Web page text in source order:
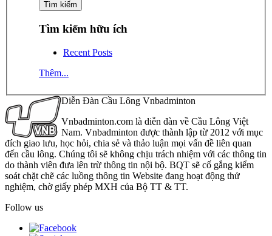
Tìm kiếm hữu ích
Recent Posts
Thêm...
Diễn Đàn Cầu Lông Vnbadminton
Vnbadminton.com là diễn đàn về Cầu Lông Việt
Nam. Vnbadminton được thành lập từ 2012 với mục
đích giao lưu, học hỏi, chia sẻ và thảo luận mọi vấn đề liên quan
đến cầu lông. Chúng tôi sẽ không chịu trách nhiệm với các thông tin
do thành viên đưa lên trừ thông tin nội bộ. BQT sẽ cố gắng kiểm
soát chặt chẽ các luồng thông tin Website đang hoạt động thử
nghiệm, chờ giấy phép MXH của Bộ TT & TT.
Follow us